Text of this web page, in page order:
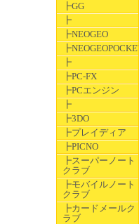
┣GG
┣
┣NEOGEO
┣NEOGEOPOCKET
┣
┣PC-FX
┣PCエンジン
┣
┣3DO
┣プレイディア
┣PICNO
┣スーパーノート
クラブ
┣モバイルノート
クラブ
┣カードメールク
ラブ